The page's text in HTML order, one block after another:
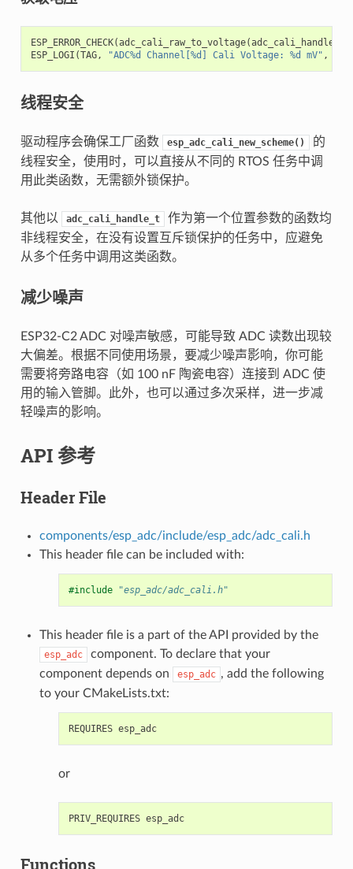
ESP_ERROR_CHECK(adc_cali_raw_to_voltage(adc_cali_handle
ESP_LOGI (TAG, "ADC%d Channel[%d] Cali Voltage: %d mV" ,
线程安全
驱动程序会确保工厂函数 esp_adc_cali_new_scheme()
的
线程安全，使用时，可以直接从不同的 RTOS 任务中调
用此类函数，无需额外锁保护。
其他以 adc_cali_handle_t
作为第一个位置参数的函数均
非线程安全，在没有设置互斥锁保护的任务中，应避免
从多个任务中调用这类函数。
减少噪声
ESP32-C2 ADC 对噪声敏感，可能导致 ADC 读数出现较
大偏差。根据不同使用场景，要减少噪声影响，你可能
需要将旁路电容（如 100 nF 陶瓷电容）连接到 ADC 使
用的输入管脚。此外，也可以通过多次采样，进一步减
轻噪声的影响。
API 参考
Header File
components/esp_adc/include/esp_adc/adc_cali.h
This header file can be included with:
#include "esp_adc/adc_cali.h"
This header file is a part of the API provided by the
esp_adc
component. To declare that your
component depends on
esp_adc , add the following
to your CMakeLists.txt:
REQUIRES esp_adc
or
PRIV_REQUIRES esp_adc
Functions